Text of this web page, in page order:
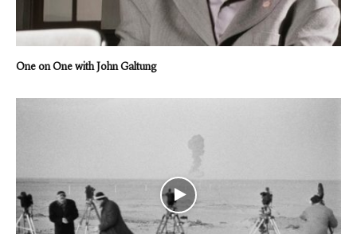
One on One with John Galtung